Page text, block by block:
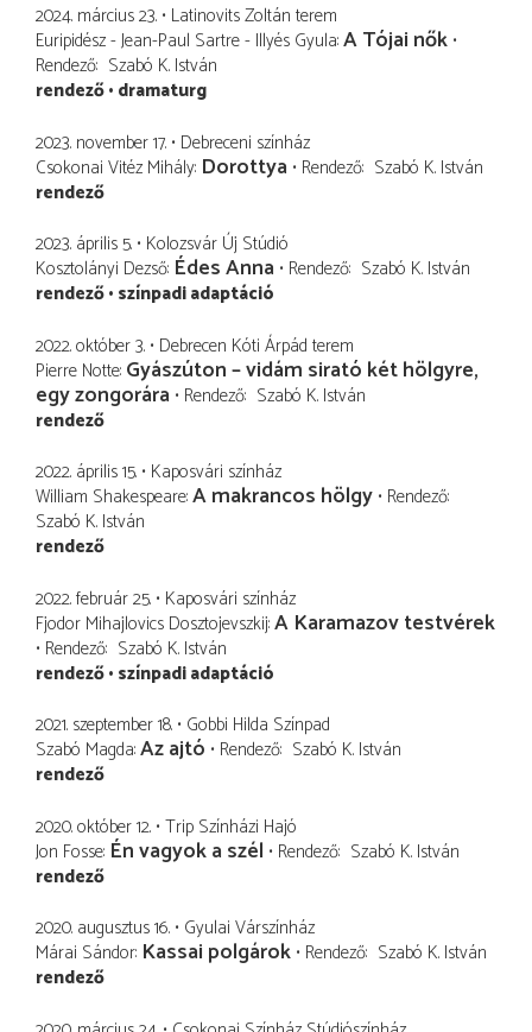
2024. március 23. Latinovits Zoltán terem
Euripidész - Jean-Paul Sartre - Illyés Gyula A Tójai nők
Rendező Szabó K. István
rendező dramaturg
2023. november 17. Debreceni színház
Csokonai Vitéz Mihály Dorottya Rendező Szabó K. István
rendező
2023. április 5. Kolozsvár Új Stúdió
Kosztolányi Dezső Édes Anna Rendező Szabó K. István
rendező színpadi adaptáció
2022. október 3. Debrecen Kóti Árpád terem
Pierre Notte Gyászúton – vidám sirató két hölgyre,
egy zongorára Rendező Szabó K. István
rendező
2022. április 15. Kaposvári színház
William Shakespeare A makrancos hölgy Rendező
Szabó K. István
rendező
2022. február 25. Kaposvári színház
Fjodor Mihajlovics Dosztojevszkij A Karamazov testvérek
Rendező Szabó K. István
rendező színpadi adaptáció
2021. szeptember 18. Gobbi Hilda Színpad
Szabó Magda Az ajtó Rendező Szabó K. István
rendező
2020. október 12. Trip Színházi Hajó
Jon Fosse Én vagyok a szél Rendező Szabó K. István
rendező
2020. augusztus 16. Gyulai Várszínház
Márai Sándor Kassai polgárok Rendező Szabó K. István
rendező